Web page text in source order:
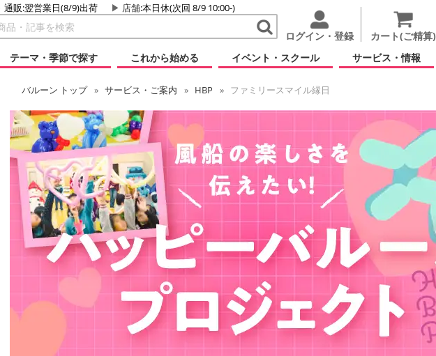
通販:翌営業日(8/9)出荷 店舗:本日休(次回 8/9 10:00-)
ログイン・登録 カート(ご精算)
テーマ・季節で探す
これから始める イベント・スクール サービス・情報
バルーン トップ サービス・ご案内 HBP ファミリースマイル縁日